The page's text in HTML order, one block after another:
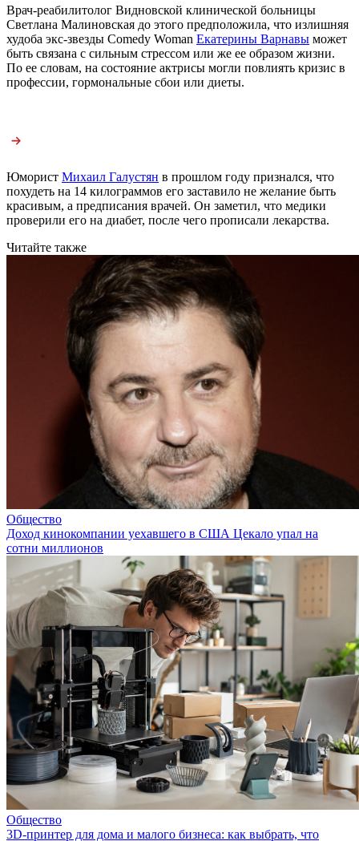
Врач-реабилитолог Видновской клинической больницы
Светлана Малиновская до этого предположила, что излишняя
худоба экс-звезды Comedy Woman Екатерины Варнавы может
быть связана с сильным стрессом или же ее образом жизни.
По ее словам, на состояние актрисы могли повлиять кризис в
профессии, гормональные сбои или диеты.
Юморист Михаил Галустян в прошлом году признался, что
похудеть на 14 килограммов его заставило не желание быть
красивым, а предписания врачей. Он заметил, что медики
проверили его на диабет, после чего прописали лекарства.
Читайте также
Общество
Доход кинокомпании уехавшего в США Цекало упал на
сотни миллионов
Общество
3D-принтер для дома и малого бизнеса: как выбрать, что